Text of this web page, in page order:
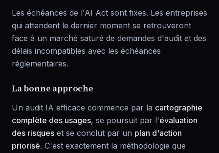
Les échéances de l'AI Act sont fixes. Les entreprises
qui attendent le dernier moment se retrouveront
face à un marché saturé de demandes d'audit et des
délais incompatibles avec les échéances
réglementaires.
La bonne approche
Un audit IA efficace commence par la cartographie
complète des usages, se poursuit par l'évaluation
des risques et se conclut par un plan d'action
priorisé. C'est exactement la méthodologie que